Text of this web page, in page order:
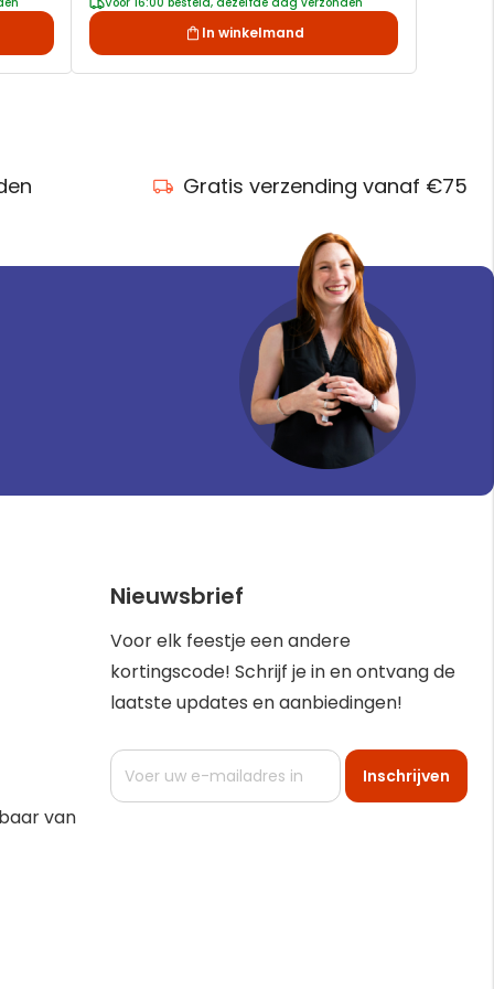
In winkelmand
Gratis verzending vanaf €75
van
Nieuwsbrief
Voor elk feestje een andere
kortingscode! Schrijf je in en ontvang de
laatste updates en aanbiedingen!
Abonneer
op
Inschrijven